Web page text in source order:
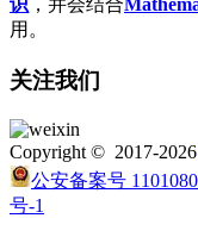
识 ，并会结合
用。
关注我们
Copyright © 2017-2026
公安备案号
号-1